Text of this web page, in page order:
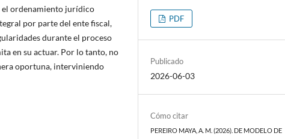
el ordenamiento jurídico
por parte del ente fiscal,
durante el proceso
en su actuar. Por lo tanto, no
oportuna, interviniendo
PDF
Publicado
2026-06-03
Cómo citar
PEREIRO MAYA, A. M. (2026). DE MODELO DE